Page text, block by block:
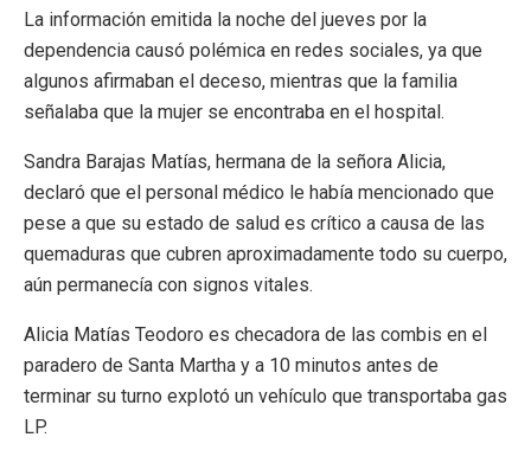
La información emitida la noche del jueves por la
dependencia causó polémica en redes sociales, ya que
algunos afirmaban el deceso, mientras que la familia
señalaba que la mujer se encontraba en el hospital.
Sandra Barajas Matías, hermana de la señora Alicia,
declaró que el personal médico le había mencionado que
pese a que su estado de salud es crítico a causa de las
quemaduras que cubren aproximadamente todo su cuerpo,
aún permanecía con signos vitales.
Alicia Matías Teodoro es checadora de las combis en el
paradero de Santa Martha y a 10 minutos antes de
terminar su turno explotó un vehículo que transportaba gas
LP.